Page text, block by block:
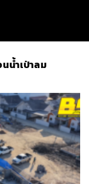
น้ำเป่าลม